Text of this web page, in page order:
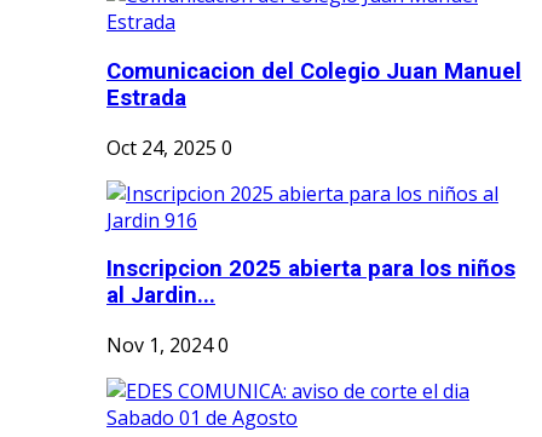
Comunicacion del Colegio Juan Manuel
Estrada
Oct 24, 2025 0
Inscripcion 2025 abierta para los niños
al Jardin...
Nov 1, 20240